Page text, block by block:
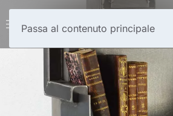
Passa al contenuto principale